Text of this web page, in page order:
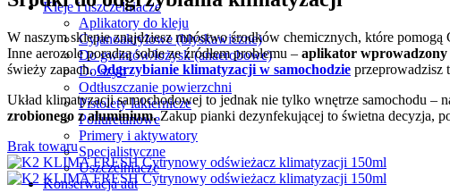
Kleje i uszczelniacze
Aplikatory do kleju
Cyjanoakrylowe (błyskawiczne)
Do gwintów/łożysk (anaerobowe)
Do szyb
Odtłuszczanie powierzchni
Pistolety lakiernicze
Poliuretanowe
Primery i aktywatory
Specjalistyczne
Uszczelniacze
Konserwacja aut
W naszym sklepie znajdziesz mnóstwo środków chemicznych, które
Inne aerozole poradzą sobie ze źródłem problemu – aplikator wprowadzony
świeży zapach.Odgrzybianie klimatyzacji w samochodzie przeprowadzisz
Układ klimatyzacji samochodowej to jednak nie tylko wnętrze samochodu –
zrobionego z aluminium.Zakup pianki dezynfekującej to świetna decyzja,
Brak towaru